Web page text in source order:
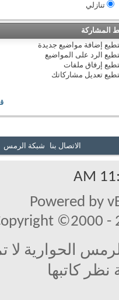
تنازلي
المشاركة
إضافة مواضيع جديدة
الرد على المواضيع
إرفاق ملفات
تعديل مشاركاتك
الاتصال بنا شبكة الرمس
Powered by
©2000 -
الحوارية لا
نظر كاتبها